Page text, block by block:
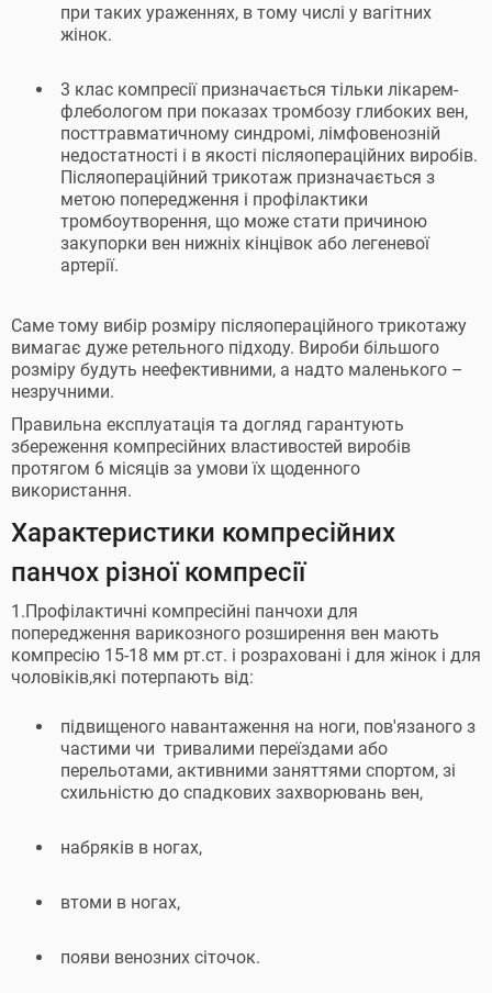
при таких ураженнях, в тому числі у вагітних
жінок.
3 клас компресії призначається тільки лікарем-
флебологом при показах тромбозу глибоких вен,
посттравматичному синдромі, лімфовенозній
недостатності і в якості післяопераційних виробів.
Післяопераційний трикотаж призначається з
метою попередження і профілактики
тромбоутворення, що може стати причиною
закупорки вен нижніх кінцівок або легеневої
артерії.
Саме тому вибір розміру післяопераційного трикотажу
вимагає дуже ретельного підходу. Вироби більшого
розміру будуть неефективними, а надто маленького –
незручними.
Правильна експлуатація та догляд гарантують
збереження компресійних властивостей виробів
протягом 6 місяців за умови їх щоденного
використання.
Характеристики компресійних
панчох різної компресії
1.Профілактичні компресійні панчохи для
попередження варикозного розширення вен мають
компресію 15-18 мм рт.ст. і розраховані і для жінок і для
чоловіків,які потерпають від:
підвищеного навантаження на ноги, пов'язаного з
частими чи тривалими переїздами або
перельотами, активними заняттями спортом, зі
схильністю до спадкових захворювань вен,
набряків в ногах,
втоми в ногах,
появи венозних сіточок.